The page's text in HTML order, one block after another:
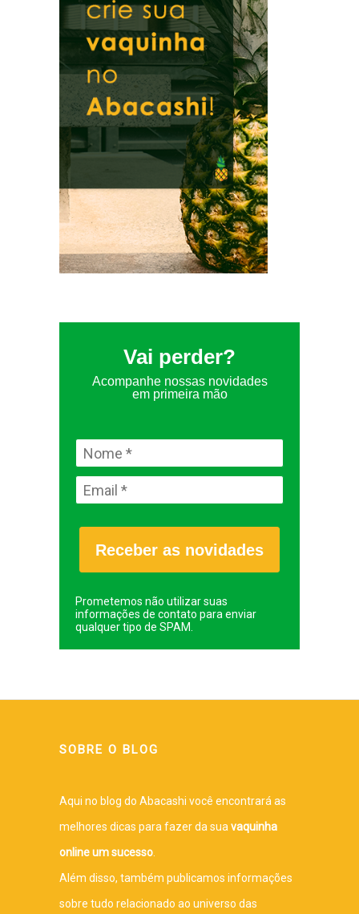
Vai perder?
Acompanhe nossas novidades
em primeira mão
Receber as novidades
Prometemos não utilizar suas
informações de contato para enviar
qualquer tipo de SPAM.
SOBRE O BLOG
Aqui no blog do Abacashi você encontrará as
melhores dicas para fazer da sua vaquinha
online um sucesso
Além disso, também publicamos informações
sobre tudo relacionado ao universo das